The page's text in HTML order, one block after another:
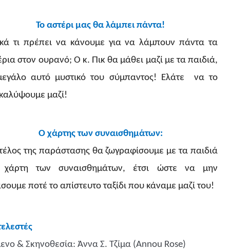
Το αστέρι μας θα λάμπει πάντα!
τι πρέπει να κάνουμε για να λάμπουν πάντα τα
στον ουρανό; Ο κ. Πικ θα μάθει μαζί με τα παιδιά,
αυτό μυστικό του σύμπαντος! Ελάτε να το
μαζί!
Ο χάρτης των συναισθημάτων:
της παράστασης θα ζωγραφίσουμε με τα παιδιά
χάρτη των συναισθημάτων, έτσι ώστε να μην
ποτέ το απίστευτο ταξίδι που κάναμε μαζί του!
& Σκηνοθεσία: Άννα Σ. Τζίμα (Annou Rose)